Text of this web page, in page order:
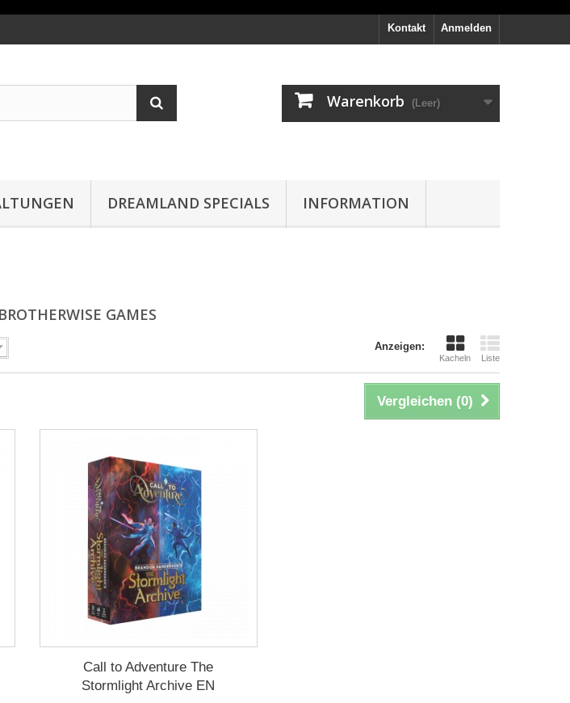
Anmelden
Kontakt
Warenkorb (Leer)
DREAMLAND SPECIALS INFORMATION
GAMES
Anzeigen:
Kacheln Liste
Vergleichen (0)
Call to Adventure The
Stormlight Archive EN